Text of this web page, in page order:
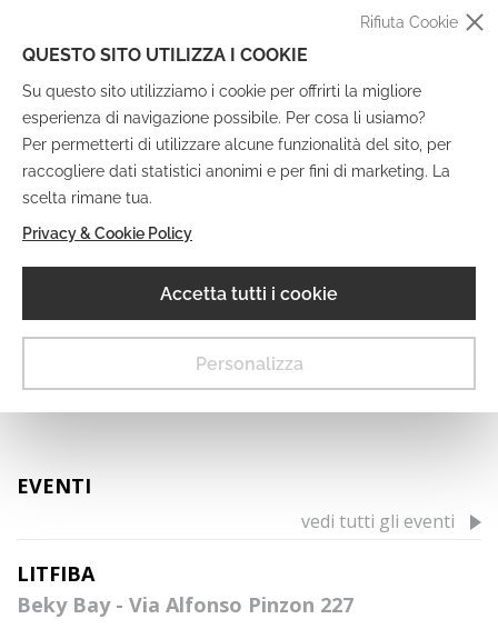
QUESTO SITO UTILIZZA I COOKIE
Su questo sito utilizziamo i cookie per offrirti la migliore
esperienza di navigazione possibile. Per cosa li usiamo?
Per permetterti di utilizzare alcune funzionalità del sito, per
raccogliere dati statistici anonimi e per fini di marketing. La
scelta rimane tua.
Privacy & Cookie Policy
Accetta tutti i cookie
Personalizza
Rifiuta Cookie
MENU
EVENTI
vedi tutti gli eventi
LITFIBA
Beky Bay - ​Via Alfonso Pinzon 227